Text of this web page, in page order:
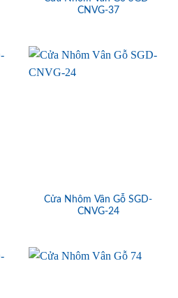
CNVG-37
Cửa Nhôm Vân Gỗ SGD-
CNVG-24